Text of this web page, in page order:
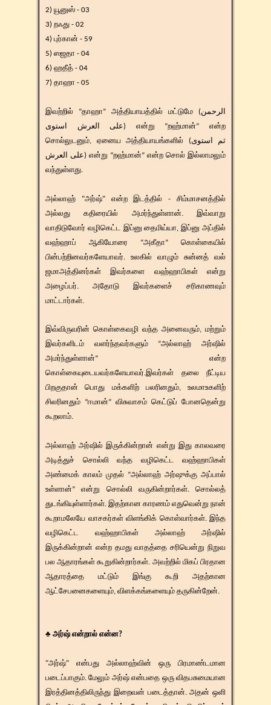
2) யூனுஸ் - 03
3) றஃது - 02
4) புர்கான் - 59
5) ஸஜதா - 04
6) ஹதீத் - 04
7) தாஹா - 05
இவற்றில் “தாஹா” அத்தியாயத்தில் மட்டுமே (الرحمن
على العرش استوى) என்று “றஹ்மான்” என்ற
சொல்லுடனும், ஏனைய அத்தியாயங்களில் (ثم استوى
على العرش) என்று “றஹ்மான்” என்ற சொல் இல்லாமலும்
வந்துள்ளது.
அல்லாஹ் "அர்ஷ்" என்ற இடத்தில் - சிம்மாசனத்தில்
அல்லது கதிரையில் அமர்ந்துள்ளான். இவ்வாறு
வாதிடுவோர் வழிகெட்ட இப்னு தைமிய்யா, இப்னு அப்தில்
வஹ்ஹாப் ஆகியோரை “அகீதா” கொள்கையில்
பின்பற்றினவர்களேயாவர். உலகில் வாழும் சுன்னத் வல்
ஜமாஅத்தினர்கள் இவர்களை வஹ்ஹாபிகள் என்று
அழைப்பர். அதோடு இவர்களைச் சரிகாணவும்
மாட்டார்கள்.
​​இவ்விருவரின் கொள்கைவழி வந்த அனைவரும், மற்றும்
இவர்களிடம் வளர்ந்தவர்களும் “அல்லாஹ் அர்ஷில்
அமர்ந்துள்ளான்” என்ற
கொள்கையுடையவர்களேயாவர்.இவர்கள் தலை நீட்டிய
பிறகுதான் பொது மக்களிற் பலரினதும், உலமாஉகளிற்
சிலரினதும் “ஈமான்” விசுவாசம் கெட்டுப் போனதென்று
கூறலாம்.
அல்லாஹ் அர்ஷில் இருக்கின்றான் என்று இது காலவரை
அடித்துச் சொல்லி வந்த வழிகெட்ட வஹ்ஹாபிகள்
அண்மைக் காலம் முதல் “அல்லாஹ் அர்ஷுக்கு அப்பால்
உள்ளான்” என்று சொல்லி வருகின்றார்கள். சொல்லத்
துடங்கியுள்ளார்கள். இதற்கான காரணம் எதுவென்று நான்
கூறாமலேயே வாசகர்கள் விளங்கிக் கொள்வார்கள். இந்த
வழிகெட்ட வஹ்ஹாபிகள் அல்லாஹ் அர்ஷில்
இருக்கின்றான் என்ற தமது வாதத்தை சரியென்று நிறுவ
பல ஆதாரங்கள் கூறுகின்றார்கள். அவற்றில் மிகப் பிரதான
ஆதாரத்தை மட்டும் இங்கு கூறி அதற்கான
ஆட்சேபனைகளையும், விளக்கங்களையும் தருகின்றேன்.
♣ அர்ஷ் என்றால் என்ன?
"அர்ஷ்" என்பது அல்லாஹ்வின் ஒரு பிரமாண்டமான
படைப்பாகும். மேலும் அர்ஷ் என்பதை ஒரு விதபசுமையான
இரத்தினத்திலிருந்து இறைவன் படைத்தான். அதன் ஒளி